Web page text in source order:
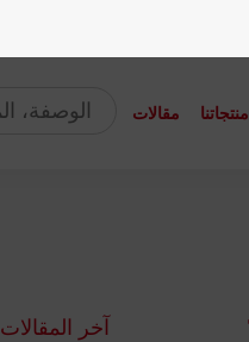
منتجاتنا مقالات
آخر المقالات